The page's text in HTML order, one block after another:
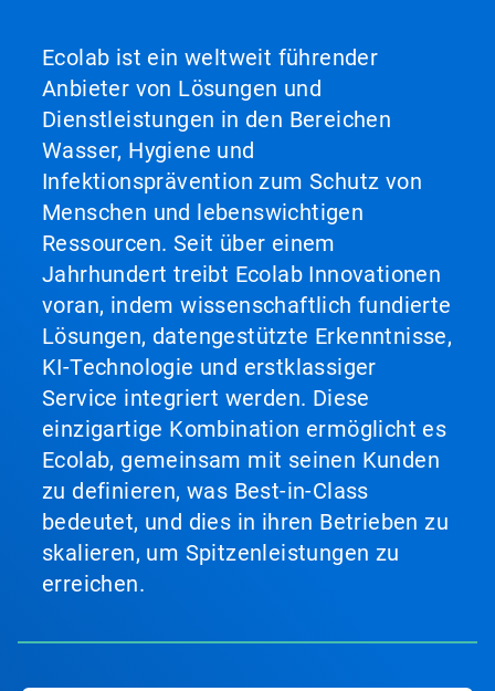
Ecolab ist ein weltweit führender
Anbieter von Lösungen und
Dienstleistungen in den Bereichen
Wasser, Hygiene und
Infektionsprävention zum Schutz von
Menschen und lebenswichtigen
Ressourcen. Seit über einem
Jahrhundert treibt Ecolab Innovationen
voran, indem wissenschaftlich fundierte
Lösungen, datengestützte Erkenntnisse,
KI-Technologie und erstklassiger
Service integriert werden. Diese
einzigartige Kombination ermöglicht es
Ecolab, gemeinsam mit seinen Kunden
zu definieren, was Best-in-Class
bedeutet, und dies in ihren Betrieben zu
skalieren, um Spitzenleistungen zu
erreichen.